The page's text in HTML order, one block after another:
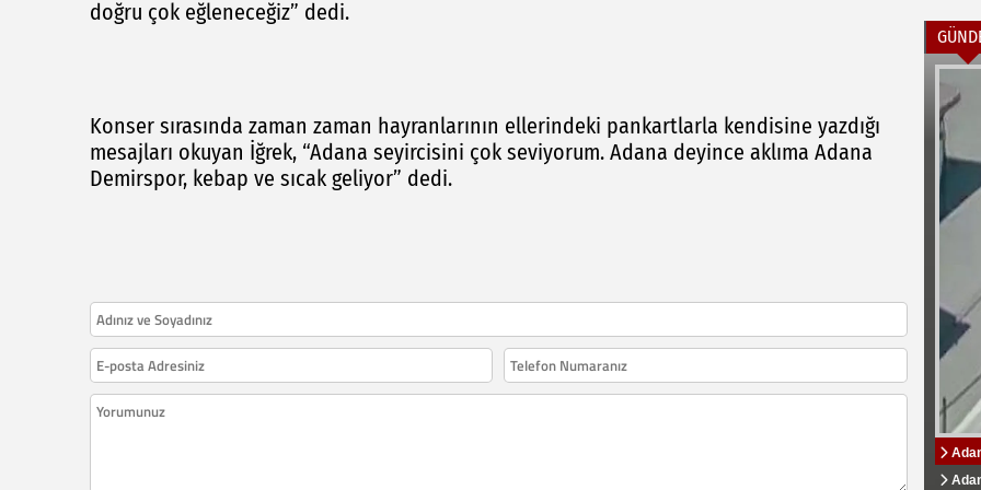
doğru çok eğleneceğiz” dedi.
Konser sırasında zaman zaman hayranlarının ellerindeki pankartlarla kendisine yazdığı
mesajları okuyan İğrek, “Adana seyircisini çok seviyorum. Adana deyince aklıma Adana
Demirspor, kebap ve sıcak geliyor” dedi.
Böyle
ADS
Ads
AK